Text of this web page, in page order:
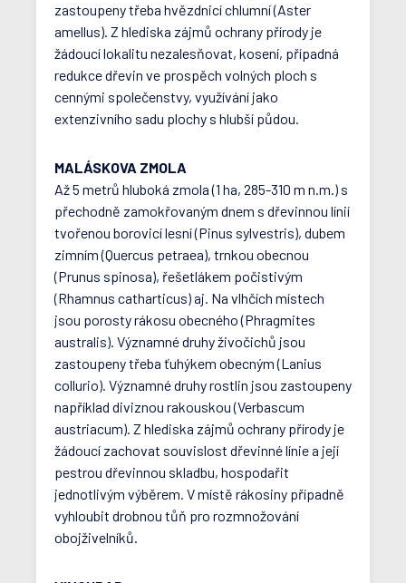
zastoupeny třeba hvězdnicí chlumní (Aster
amellus). Z hlediska zájmů ochrany přírody je
žádoucí lokalitu nezalesňovat, kosení, případná
redukce dřevin ve prospěch volných ploch s
cennými společenstvy, využívání jako
extenzivního sadu plochy s hlubší půdou.
MALÁSKOVA ZMOLA
Až 5 metrů hluboká zmola (1 ha, 285-310 m n.m.) s
přechodně zamokřovaným dnem s dřevinnou línií
tvořenou borovicí lesní (Pinus sylvestris), dubem
zimním (Quercus petraea), trnkou obecnou
(Prunus spinosa), řešetlákem počistivým
(Rhamnus catharticus) aj. Na vlhčích místech
jsou porosty rákosu obecného (Phragmites
australis). Významné druhy živočichů jsou
zastoupeny třeba ťuhýkem obecným (Lanius
collurio). Významné druhy rostlin jsou zastoupeny
například diviznou rakouskou (Verbascum
austriacum). Z hlediska zájmů ochrany přírody je
žádoucí zachovat souvislost dřevinné línie a její
pestrou dřevinnou skladbu, hospodařit
jednotlivým výběrem. V místě rákosiny případně
vyhloubit drobnou tůň pro rozmnožování
obojživelníků.